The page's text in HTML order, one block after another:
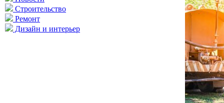
Строительство
Ремонт
Дизайн и интерьер